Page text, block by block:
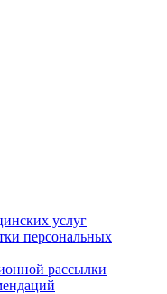
услуг
персональных
рассылки